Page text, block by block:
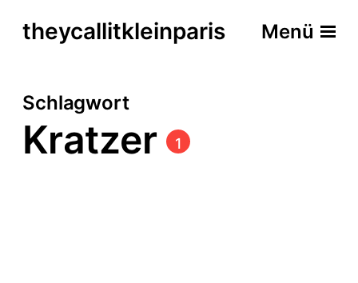
theycallitkleinparis Menü
Schlagwort
Kratzer 1